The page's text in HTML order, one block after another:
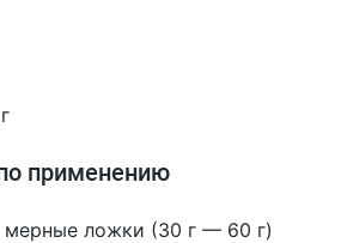
применению
мерные ложки (30 г — 60 г)